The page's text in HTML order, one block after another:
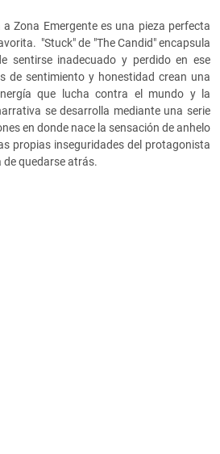
Zona Emergente es una pieza perfecta
"Stuck" de "The Candid" encapsula
sentirse inadecuado y perdido en ese
de sentimiento y honestidad crean una
que lucha contra el mundo y la
se desarrolla mediante una serie
en donde nace la sensación de anhelo
propias inseguridades del protagonista
de quedarse atrás.